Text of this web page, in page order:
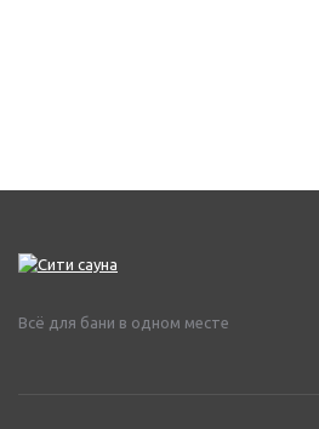
Всё для бани в одном месте